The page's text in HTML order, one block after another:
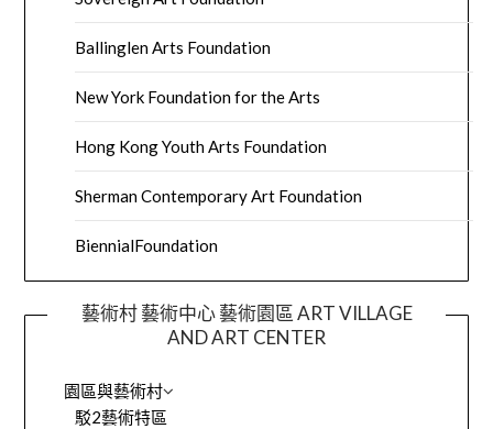
Ballinglen Arts Foundation
New York Foundation for the Arts
Hong Kong Youth Arts Foundation
Sherman Contemporary Art Foundation
BiennialFoundation
藝術村 藝術中心 藝術園區 ART VILLAGE
AND ART CENTER
園區與藝術村
駁2藝術特區